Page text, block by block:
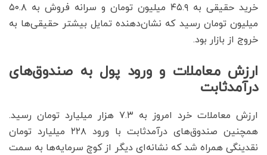
خرید حقیقی به ۴۵.۹ میلیون تومان و سرانه فروش به ۵۰.۸
میلیون تومان رسید که نشان‌دهنده تمایل بیشتر حقیقی‌ها به
خروج از بازار بود.
ارزش معاملات و ورود پول به صندوق‌های
درآمدثابت
ارزش معاملات خرد امروز به ۷.۳ هزار میلیارد تومان رسید.
همچنین صندوق‌های درآمدثابت با ورود ۲۲۸ میلیارد تومان
نقدینگی همراه شد که نشانه‌ای دیگر از کوچ سرمایه‌ها به سمت